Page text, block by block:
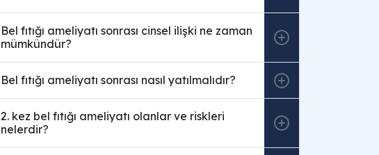
Bel fıtığı ameliyatı sonrası cinsel ilişki ne zaman
mümkündür?
Bel fıtığı ameliyatı sonrası nasıl yatılmalıdır?
2. kez bel fıtığı ameliyatı olanlar ve riskleri
nelerdir?